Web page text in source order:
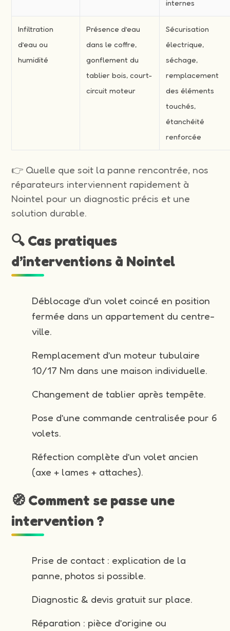
internes
Infiltration
d’eau ou
humidité
Présence d’eau
dans le coffre,
gonflement du
tablier bois, court-
circuit moteur
Sécurisation
électrique,
séchage,
remplacement
des éléments
touchés,
étanchéité
renforcée
👉 Quelle que soit la panne rencontrée, nos
réparateurs interviennent rapidement à
Nointel pour un diagnostic précis et une
solution durable.
🔍 Cas pratiques
d’interventions à Nointel
Déblocage d’un volet coincé en position
fermée dans un appartement du centre-
ville.
Remplacement d’un moteur tubulaire
10/17 Nm dans une maison individuelle.
Changement de tablier après tempête.
Pose d’une commande centralisée pour 6
volets.
Réfection complète d’un volet ancien
(axe + lames + attaches).
🧭 Comment se passe une
intervention ?
Prise de contact : explication de la
panne, photos si possible.
Diagnostic & devis gratuit sur place.
Réparation : pièce d’origine ou